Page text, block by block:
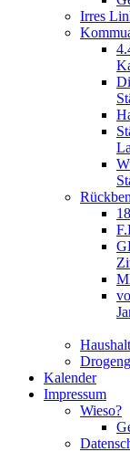
Irres
Kalender
Impressum
Wieso?